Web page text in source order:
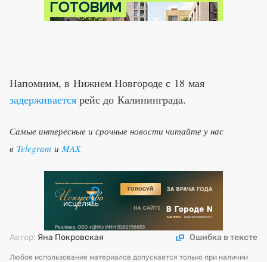
Напомним, в Нижнем Новгороде с 18 мая
задерживается рейс до Калининграда.
Самые интересные и срочные новости читайте у нас
в Telegram и MAX
Автор: Яна Покровская Ошибка в тексте
Любое использование материалов допускается только при наличии